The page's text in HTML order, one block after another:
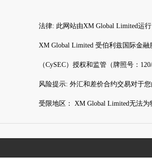
法律: 此网站由XM Global Limited运
XM Global Limited 受伯利兹国际金融
（CySEC）授权和监管（牌照号：
风险提示: 外汇和差价合约交易对于
受限地区： XM Global Limited无法